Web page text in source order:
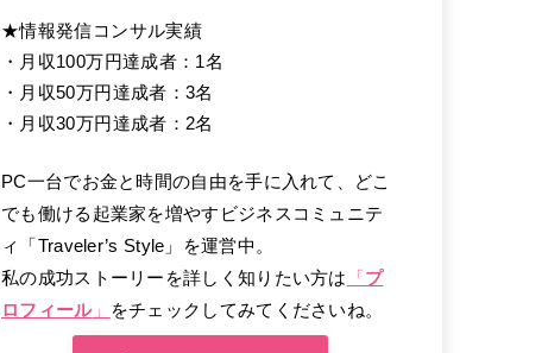
★情報発信コンサル実績
・月収100万円達成者：1名
・月収50万円達成者：3名
・月収30万円達成者：2名
PC一台でお金と時間の自由を手に入れて、どこ
でも働ける起業家を増やすビジネスコミュニテ
ィ「Traveler’s Style」を運営中。
私の成功ストーリーを詳しく知りたい方は
「 プ
ロフィール」 をチェックしてみてくださいね。